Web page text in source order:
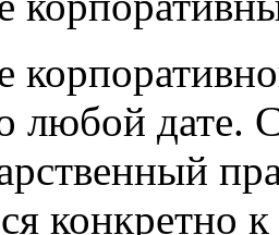
любой дате.
конкретно